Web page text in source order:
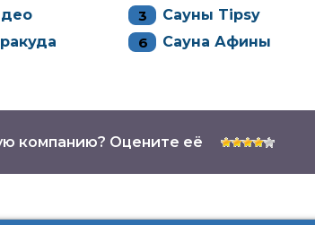
Сауны Tipsy
Сауна Афины
компанию? Оцените её